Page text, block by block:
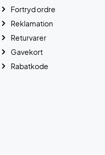
Fortryd ordre
Reklamation
Returvarer
Gavekort
Rabatkode